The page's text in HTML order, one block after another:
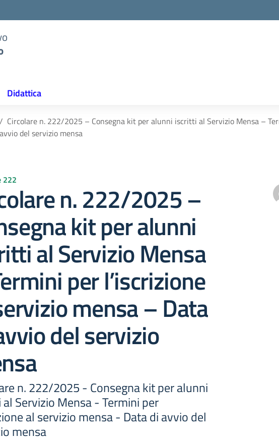
Didattica
Circolare n. 222/2025 – Consegna kit per alunni iscritti al Servizio Mensa –
avvio del servizio mensa
222
n. 222/2025 –
kit per alunni
al Servizio Mensa
per l’iscrizione
mensa – Data
del servizio
n. 222/2025 - Consegna kit per alunni
Servizio Mensa - Termini per
al servizio mensa - Data di avvio del
mensa